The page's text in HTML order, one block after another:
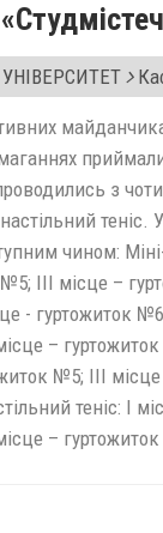
УНІВЕРСИТЕТ
з
чином:
ІІІ місце –
- гуртожиток
–
№5; ІІІ
теніс: І
–